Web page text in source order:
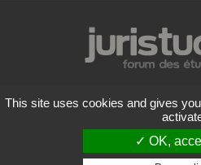
Mentions
Politique de
Conditions
Liste des
This site uses cookies and gives
✓ OK,